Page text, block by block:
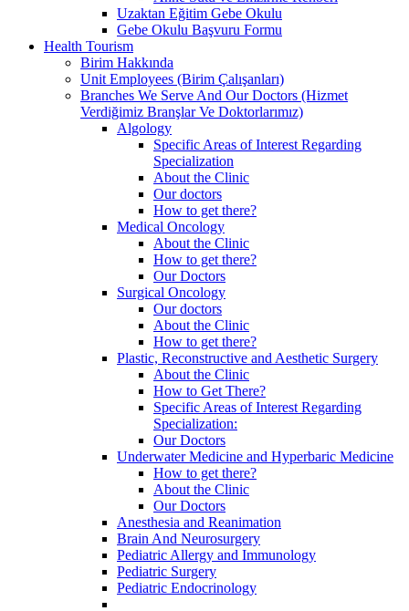
Uzaktan Eğitim Gebe Okulu
Gebe Okulu Başvuru Formu
Health Tourism
Birim Hakkında
Unit Employees (Birim Çalışanları)
Branches We Serve And Our Doctors (Hizmet
Verdiğimiz Branşlar Ve Doktorlarımız)
Algology
Specific Areas of Interest Regarding
Specialization
About the Clinic
Our doctors
How to get there?
Medical Oncology
About the Clinic
How to get there?
Our Doctors
Surgical Oncology
Our doctors
About the Clinic
How to get there?
Plastic, Reconstructive and Aesthetic Surgery
About the Clinic
How to Get There?
Specific Areas of Interest Regarding
Specialization:
Our Doctors
Underwater Medicine and Hyperbaric Medicine
How to get there?
About the Clinic
Our Doctors
Anesthesia and Reanimation
Brain And Neurosurgery
Pediatric Allergy and Immunology
Pediatric Surgery
Pediatric Endocrinology